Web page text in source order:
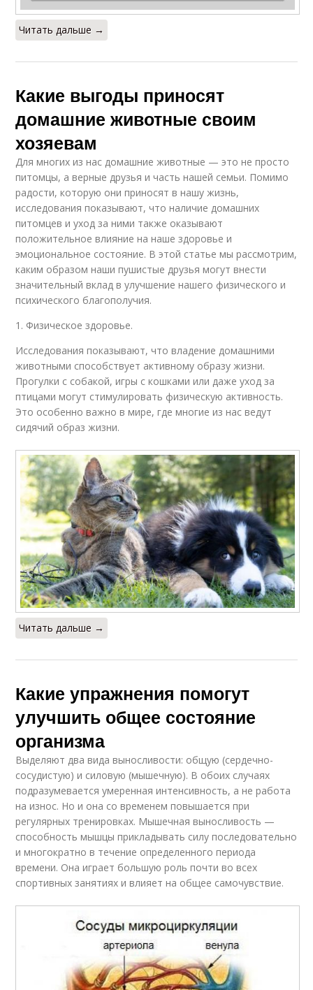
Читать дальше →
Какие выгоды приносят
домашние животные своим
хозяевам
Для многих из нас домашние животные — это не просто
питомцы, а верные друзья и часть нашей семьи. Помимо
радости, которую они приносят в нашу жизнь,
исследования показывают, что наличие домашних
питомцев и уход за ними также оказывают
положительное влияние на наше здоровье и
эмоциональное состояние. В этой статье мы рассмотрим,
каким образом наши пушистые друзья могут внести
значительный вклад в улучшение нашего физического и
психического благополучия.
1. Физическое здоровье.
Исследования показывают, что владение домашними
животными способствует активному образу жизни.
Прогулки с собакой, игры с кошками или даже уход за
птицами могут стимулировать физическую активность.
Это особенно важно в мире, где многие из нас ведут
сидячий образ жизни.
Читать дальше →
Какие упражнения помогут
улучшить общее состояние
организма
Выделяют два вида выносливости: общую (сердечно-
сосудистую) и силовую (мышечную). В обоих случаях
подразумевается умеренная интенсивность, а не работа
на износ. Но и она со временем повышается при
регулярных тренировках. Мышечная выносливость —
способность мышцы прикладывать силу последовательно
и многократно в течение определенного периода
времени. Она играет большую роль почти во всех
спортивных занятиях и влияет на общее самочувствие.